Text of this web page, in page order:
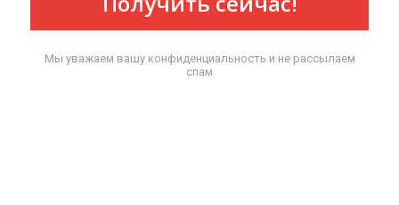
Мы уважаем вашу конфиденциальность и не рассылаем
спам